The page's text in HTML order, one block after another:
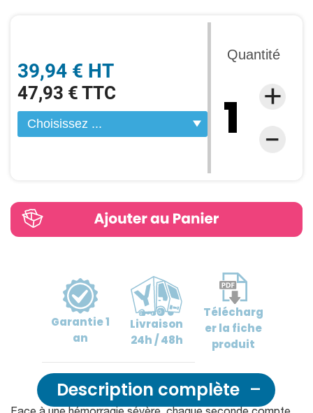
39,94 € HT
47,93 € TTC
Quantité
Garantie1
an
Livraison
24h / 48h
Télécharg
erla fiche
produit
Description complète